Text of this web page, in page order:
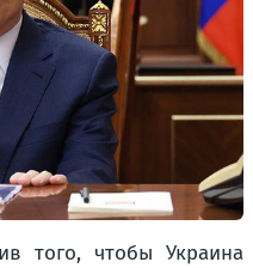
того, чтобы Украина